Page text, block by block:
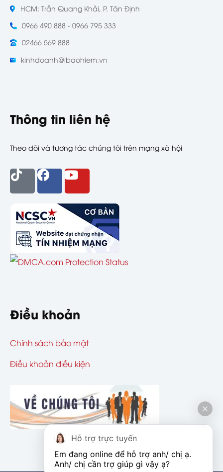
HCM: Trần Quang Khải, P. Tân Định
0966 490 888 - 0966 795 333
02466 569 888
kinhdoanh@ibaohiem.vn
Thông tin liên hệ
Theo dõi và tương tác chúng tôi trên mạng xã hội
Điều khoản
Chính sách bảo mật
Điều khoản điều kiện
Hỗ trợ trực tuyến
Em đang online để hỗ trợ anh/ chị ạ.
Anh/ chị cần trợ giúp gì vậy ạ?